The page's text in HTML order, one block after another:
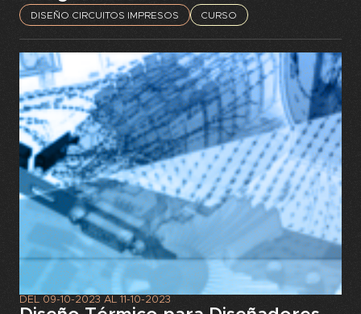
DISEÑO CIRCUITOS IMPRESOS CURSO
DEL 09-10-2023 AL 11-10-2023